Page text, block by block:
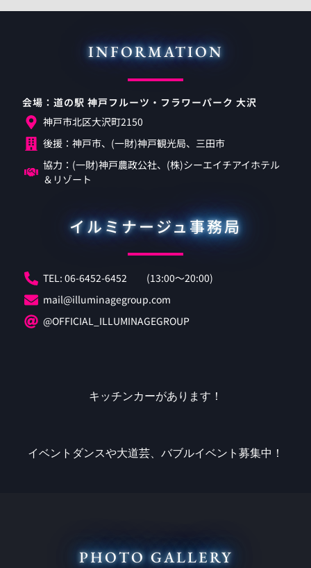
INFORMATION
会場：道の駅 神戸フルーツ・フラワーパーク 大沢
神戸市北区大沢町2150
後援：神戸市、(一財)神戸観光局、三田市
協力：(一財)神戸農政公社、(株)シーエイチアイホテル
＆リゾート
イルミナージュ事務局
TEL: 06-6452-6452 (13:00〜20:00)
mail@illuminagegroup.com
@OFFICIAL_ILLUMINAGEGROUP
キッチンカーがあります！
イベントダンスや大道芸、バブルイベント募集中！
PHOTO GALLERY